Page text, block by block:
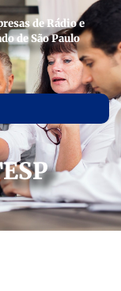
de Rádio e
de São Paulo